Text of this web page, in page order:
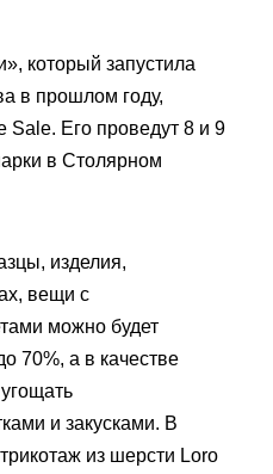
который запустила
в прошлом году,
Его проведут 8 и 9
в Столярном
изделия,
вещи с
можно будет
70%, а в качестве
и закусками. В
из шерсти Loro